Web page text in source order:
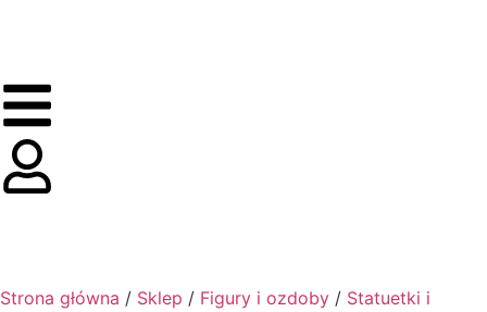
Strona główna / Sklep / Figury i ozdoby / Statuetki i